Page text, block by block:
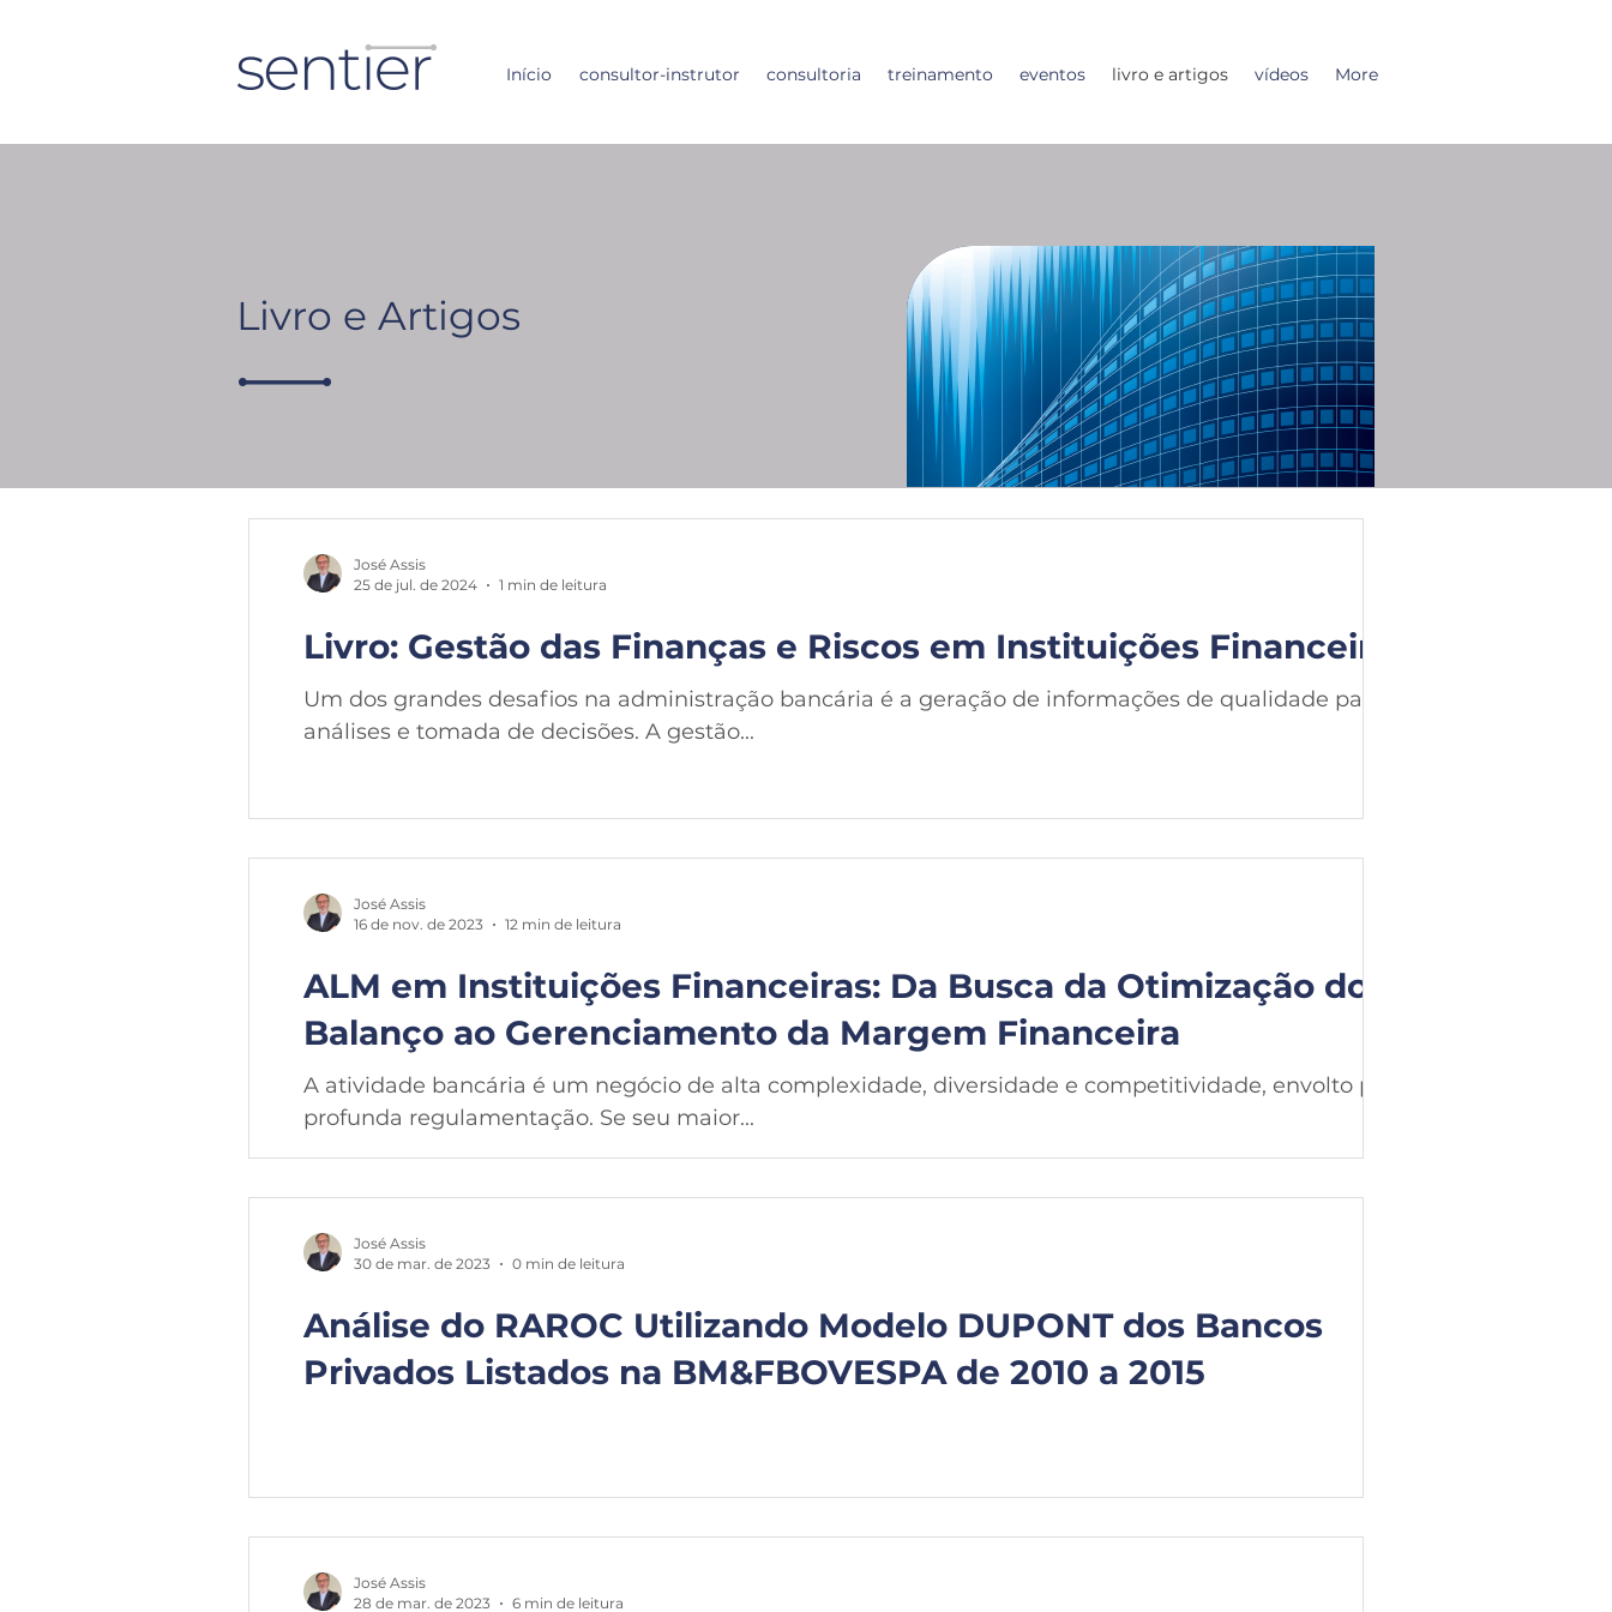
Início consultor-instrutor consultoria treinamento eventos livro e artigos vídeos More
Livro e Artigos
Livro: Gestão das Finanças e Riscos em Instituições Financeiras
Um dos grandes desafios na administração bancária é a geração de informações de qualidade para
análises e tomada de decisões. A gestão...
José Assis
25 de jul. de 2024
1 min de leitura
ALM em Instituições Financeiras: Da Busca da Otimização do
Balanço ao Gerenciamento da Margem Financeira
A atividade bancária é um negócio de alta complexidade, diversidade e competitividade, envolto por
profunda regulamentação. Se seu maior...
José Assis
16 de nov. de 2023
12 min de leitura
Análise do RAROC Utilizando Modelo DUPONT dos Bancos
Privados Listados na BM&FBOVESPA de 2010 a 2015
José Assis
30 de mar. de 2023
0 min de leitura
José Assis
28 de mar. de 2023
6 min de leitura